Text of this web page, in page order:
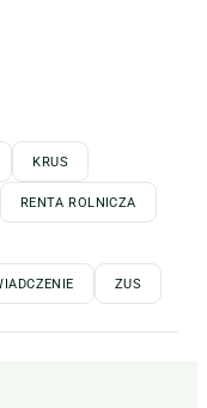
KRUS
RENTA ROLNICZA
ZUS